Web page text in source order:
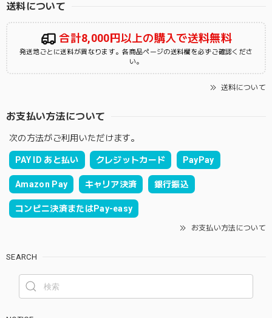
送料について
合計8,000円以上の購入で送料無料
発送地ごとに送料が異なります。各商品ページの送料欄を必ずご確認くださ
い。
送料について
お支払い方法について
次の方法がご利用いただけます。
PAY ID あと払い クレジットカード PayPay
Amazon Pay キャリア決済 銀行振込
コンビニ決済またはPay-easy
お支払い方法について
SEARCH